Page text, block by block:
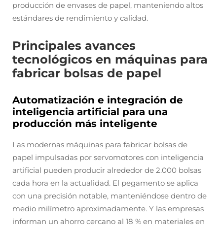
producción de envases de papel, manteniendo altos
estándares de rendimiento y calidad.
Principales avances
tecnológicos en máquinas para
fabricar bolsas de papel
Automatización e integración de
inteligencia artificial para una
producción más inteligente
Las modernas máquinas para fabricar bolsas de
papel impulsadas por servomotores con inteligencia
artificial pueden producir alrededor de 2.000 bolsas
cada hora en la actualidad. El pegamento se aplica
con una precisión notable, manteniéndose dentro de
medio milímetro aproximadamente. Y las empresas
informan un ahorro cercano al 18 % en materiales en